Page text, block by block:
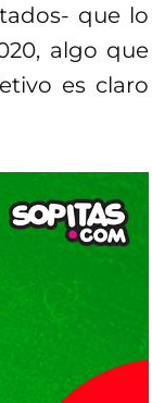
que lo
algo que
es claro